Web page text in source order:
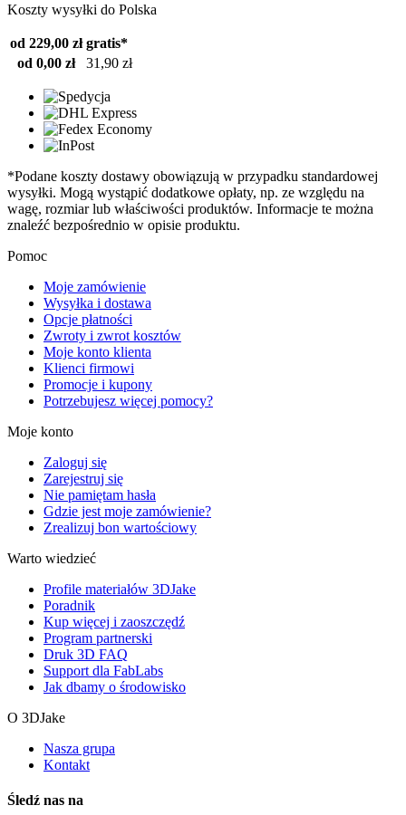
Koszty wysyłki do Polska
od 229,00 zł gratis*
od 0,00 zł
31,90 zł
*Podane koszty dostawy obowiązują w przypadku standardowej
wysyłki. Mogą wystąpić dodatkowe opłaty, np. ze względu na
wagę, rozmiar lub właściwości produktów. Informacje te można
znaleźć bezpośrednio w opisie produktu.
Pomoc
Moje zamówienie
Wysyłka i dostawa
Opcje płatności
Zwroty i zwrot kosztów
Moje konto klienta
Klienci firmowi
Promocje i kupony
Potrzebujesz więcej pomocy?
Moje konto
Zaloguj się
Zarejestruj się
Nie pamiętam hasła
Gdzie jest moje zamówienie?
Zrealizuj bon wartościowy
Warto wiedzieć
Profile materiałów 3DJake
Poradnik
Kup więcej i zaoszczędź
Program partnerski
Druk 3D FAQ
Support dla FabLabs
Jak dbamy o środowisko
O 3DJake
Nasza grupa
Kontakt
Śledź nas na